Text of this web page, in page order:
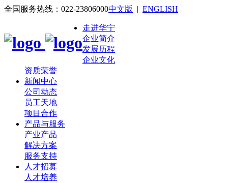
全国服务热线：022-23806000中文版 | ENGLISH
走进华宁
企业简介
发展历程
企业文化
资质荣誉
新闻中心
公司动态
员工天地
项目合作
产品与服务
产业产品
解决方案
服务支持
人才招募
人才培养